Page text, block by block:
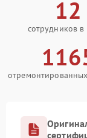
12
сотрудников в